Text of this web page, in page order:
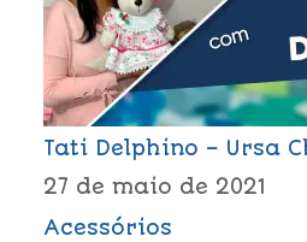
Tati Delphino – Ursa
27 de maio de 2021
Acessórios